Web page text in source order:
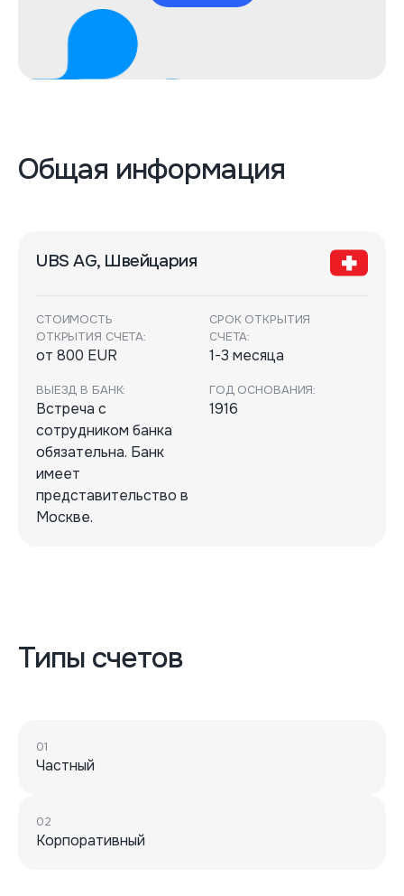
Общая информация
UBS AG, Швейцария
СТОИМОСТЬ
ОТКРЫТИЯ СЧЕТА:
от 800 EUR
СРОК ОТКРЫТИЯ
СЧЕТА:
1-3 месяца
ВЫЕЗД В БАНК:
Встреча с
сотрудником банка
обязательна. Банк
имеет
представительство в
Москве.
ГОД ОСНОВАНИЯ:
1916
Типы счетов
01
Частный
02
Корпоративный